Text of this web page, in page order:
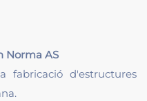
Norma AS
fabricació d'estructures